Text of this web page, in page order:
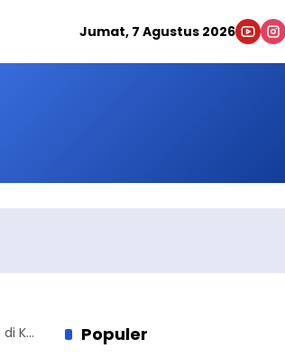
Jumat, 7 Agustus 2026
Partisipasi Muslimah Ahmadiyah Cianjur dalam Kegiatan Baksos di Kelurahan Bohera Populer